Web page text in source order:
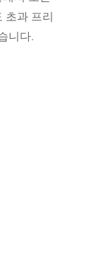
초과 프리
니다.